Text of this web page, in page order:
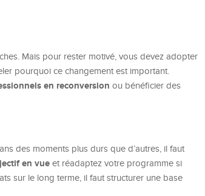
Mais pour rester motivé, vous devez adopter
pourquoi ce changement est important.
en reconversion ou bénéficier des
des moments plus durs que d’autres, il faut
en vue et réadaptez votre programme si
sur le long terme, il faut structurer une base